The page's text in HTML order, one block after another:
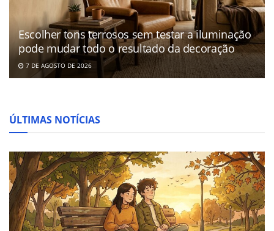
Escolher tons terrosos sem testar a iluminação
pode mudar todo o resultado da decoração
7 DE AGOSTO DE 2026
ÚLTIMAS NOTÍCIAS